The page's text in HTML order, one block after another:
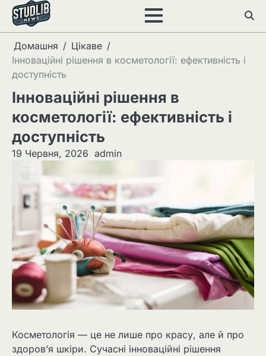
Перейти
вмісту
Домашня
Цікаве
Інноваційні рішення в косметології: ефективність і
доступність
Інноваційні рішення в
косметології: ефективність і
доступність
19 Червня, 2026 admin
Косметологія — це не лише про красу, але й про
здоров’я шкіри. Сучасні інноваційні рішення